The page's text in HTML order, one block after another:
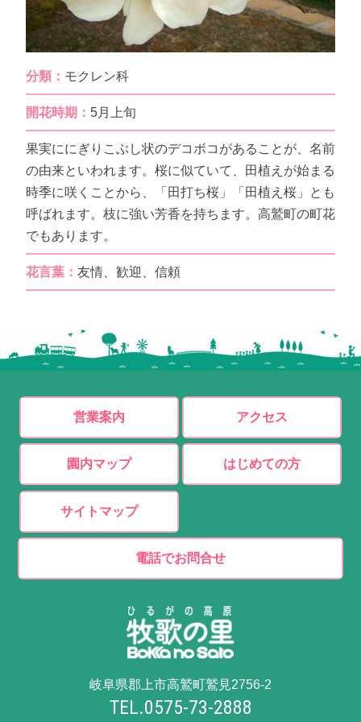
分類： モクレン科
開花時期： 5月上旬
果実ににぎりこぶし状のデコボコがあることが、名前
の由来といわれます。桜に似ていて、田植えが始まる
時季に咲くことから、「田打ち桜」「田植え桜」とも
呼ばれます。枝に強い芳香を持ちます。高鷲町の町花
でもあります。
花言葉： 友情、歓迎、信頼
営業案内 アクセス
園内マップ はじめての方
サイトマップ
電話でお問合せ
岐阜県郡上市高鷲町鷲見2756-2
TEL.0575-73-2888